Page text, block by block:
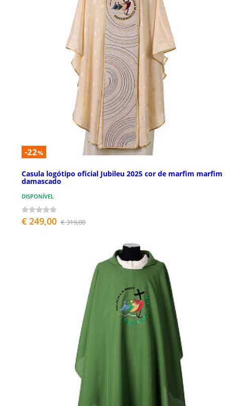
-22%
Casula logótipo oficial Jubileu 2025 cor de marfim marfim
damascado
DISPONÍVEL
€ 249,00 € 319,00